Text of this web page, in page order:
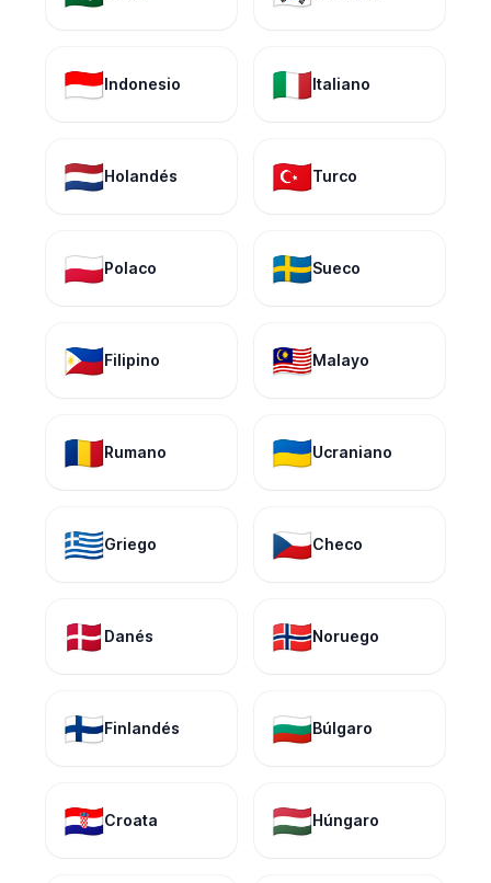
🇮🇩Indonesio 🇮🇹Italiano
🇳🇱Holandés 🇹🇷Turco
🇵🇱Polaco 🇸🇪Sueco
🇵🇭Filipino 🇲🇾Malayo
🇷🇴Rumano 🇺🇦Ucraniano
🇬🇷Griego 🇨🇿Checo
🇩🇰 Danés 🇳🇴Noruego
🇫🇮Finlandés 🇧🇬Búlgaro
🇭🇷Croata 🇭🇺Húngaro